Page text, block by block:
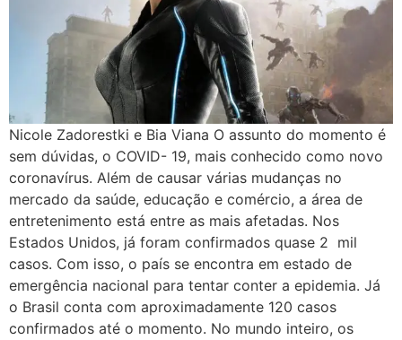
Nicole Zadorestki e Bia Viana O assunto do momento é
sem dúvidas, o COVID- 19, mais conhecido como novo
coronavírus. Além de causar várias mudanças no
mercado da saúde, educação e comércio, a área de
entretenimento está entre as mais afetadas. Nos
Estados Unidos, já foram confirmados quase 2 mil
casos. Com isso, o país se encontra em estado de
emergência nacional para tentar conter a epidemia. Já
o Brasil conta com aproximadamente 120 casos
confirmados até o momento. No mundo inteiro, os